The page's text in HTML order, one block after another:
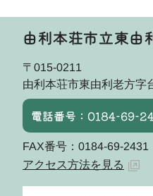
由利本荘市立東由
〒015-0211
由利本荘市東由利老方字
電話番号：0184-69-
FAX番号：0184-69-2431
アクセス方法を見る